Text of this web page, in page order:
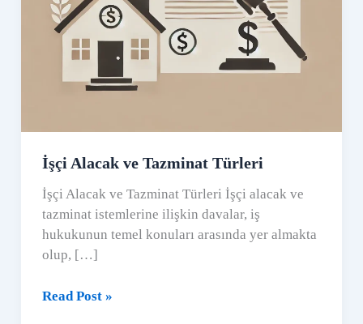
İşçi Alacak ve Tazminat Türleri
İşçi Alacak ve Tazminat Türleri İşçi alacak ve
tazminat istemlerine ilişkin davalar, iş
hukukunun temel konuları arasında yer almakta
olup, […]
İşçi
Read Post »